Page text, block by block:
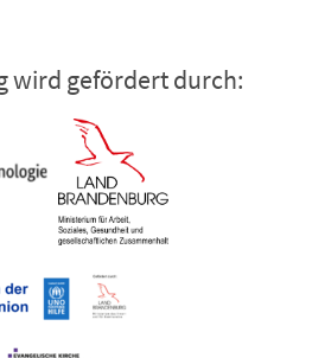
wird gefördert durch: